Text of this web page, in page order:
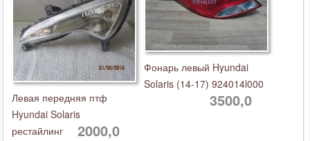
Левая передняя птф
Hyundai Solaris
рестайлинг
2000,0
Фонарь левый Hyundai
Solaris (14-17) 924014l000
3500,0